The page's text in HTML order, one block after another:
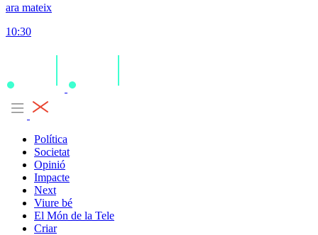
ara mateix
10:30
Política
Societat
Opinió
Impacte
Next
Viure bé
El Món de la Tele
Criar